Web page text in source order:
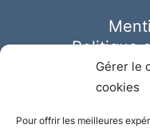
Gérer le
cookies
Pour offrir les meilleures
Politique